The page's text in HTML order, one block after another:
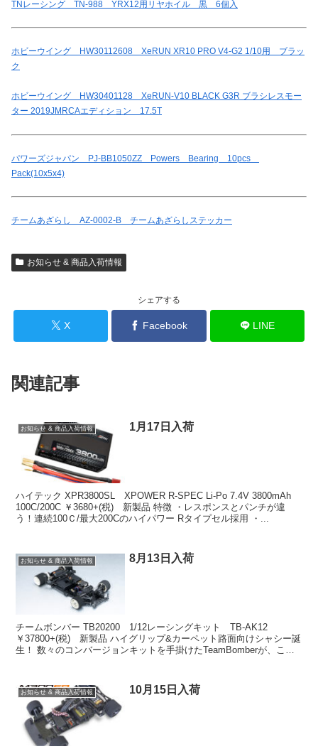
TNレーシング TN-988 YRX12用リヤホイル 黒 6個入
ホビーウイング HW30112608 XeRUN XR10 PRO V4-G2 1/10用 ブラッ
ク
ホビーウイング HW30401128 XeRUN-V10 BLACK G3R ブラシレスモー
ター 2019JMRCAエディション 17.5T
パワーズジャパン PJ-BB1050ZZ Powers Bearing 10pcs
Pack(10x5x4)
チームあざらし AZ-0002-B チームあざらしステッカー
お知らせ & 商品入荷情報
シェアする
X Facebook LINE
関連記事
お知らせ & 商品入荷情報 1月17日入荷
ハイテック XPR3800SL XPOWER R-SPEC Li-Po 7.4V 3800mAh
100C/200C ￥3680+(税) 新製品 特徴 ・レスポンスとパンチが違
う！連続100Ｃ/最大200Cのハイパワー Rタイプセル採用 ・...
お知らせ & 商品入荷情報 8月13日入荷
チームボンバー TB20200 1/12レーシングキット TB-AK12
￥37800+(税) 新製品 ハイグリップ&カーペット路面向けシャシー誕
生！ 数々のコンバージョンキットを手掛けたTeamBomberが、これ
お知らせ & 商品入荷情報 10月15日入荷